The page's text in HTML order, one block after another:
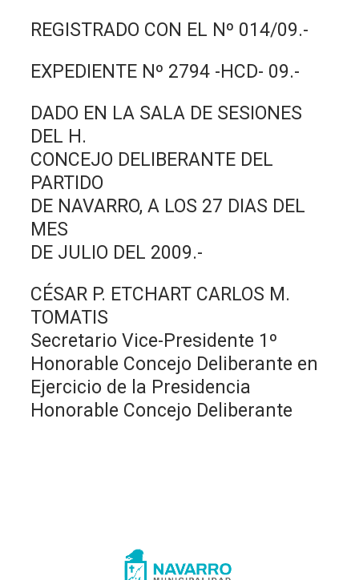
REGISTRADO CON EL Nº 014/09.-
EXPEDIENTE Nº 2794 -HCD- 09.-
DADO EN LA SALA DE SESIONES
DEL H.
CONCEJO DELIBERANTE DEL
PARTIDO
DE NAVARRO, A LOS 27 DIAS DEL
MES
DE JULIO DEL 2009.-
CÉSAR P. ETCHART CARLOS M.
TOMATIS
Secretario Vice-Presidente 1º
Honorable Concejo Deliberante en
Ejercicio de la Presidencia
Honorable Concejo Deliberante